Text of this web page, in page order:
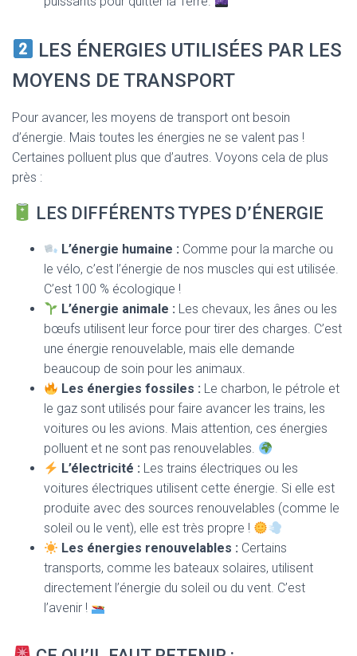
LES ÉNERGIES UTILISÉES PAR LES
MOYENS DE TRANSPORT
Pour avancer, les moyens de transport ont besoin
d’énergie. Mais toutes les énergies ne se valent pas !
Certaines polluent plus que d’autres. Voyons cela de plus
près :
LES DIFFÉRENTS TYPES D’ÉNERGIE
L’énergie humaine : Comme pour la marche ou
le vélo, c’est l’énergie de nos muscles qui est utilisée.
C’est 100 % écologique !
L’énergie animale : Les chevaux, les ânes ou les
bœufs utilisent leur force pour tirer des charges. C’est
une énergie renouvelable, mais elle demande
beaucoup de soin pour les animaux.
Les énergies fossiles : Le charbon, le pétrole et
le gaz sont utilisés pour faire avancer les trains, les
voitures ou les avions. Mais attention, ces énergies
polluent et ne sont pas renouvelables.
L’électricité : Les trains électriques ou les
voitures électriques utilisent cette énergie. Si elle est
produite avec des sources renouvelables (comme le
soleil ou le vent), elle est très propre !
Les énergies renouvelables : Certains
transports, comme les bateaux solaires, utilisent
directement l’énergie du soleil ou du vent. C’est
l’avenir !